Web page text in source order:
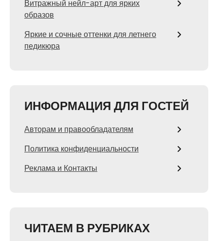
Витражный нейл-арт для ярких
образов
Яркие и сочные оттенки для летнего
педикюра
ИНФОРМАЦИЯ ДЛЯ ГОСТЕЙ
Авторам и правообладателям
Политика конфиденциальности
Реклама и Контакты
ЧИТАЕМ В РУБРИКАХ